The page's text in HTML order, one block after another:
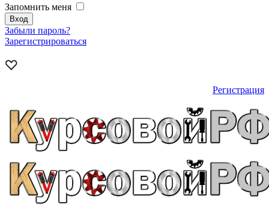
Запомнить меня
Забыли пароль?
Зарегистрироваться
Регистрация